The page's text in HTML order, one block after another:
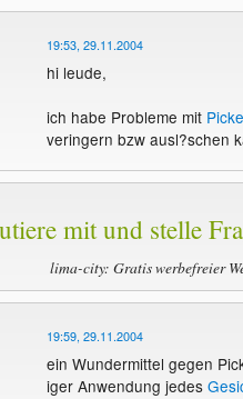
19:53, 29.11.2004
hi leude,
ich habe Probleme mit
veringern bzw ausl?schen
mit und stelle
lima-city: Gratis werbefreier
19:59, 29.11.2004
ein Wundermittel gegen
iger Anwendung jedes